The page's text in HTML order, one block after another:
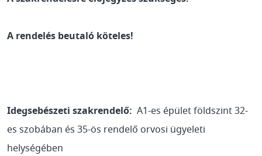
A rendelés beutaló köteles!
Idegsebészeti szakrendelő: A1-es épület földszint 32-
es szobában és 35-ös rendelő orvosi ügyeleti
helységében